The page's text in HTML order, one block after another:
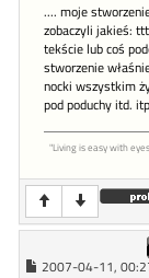
.... moje
zobaczyli jakieś:
tekście lub coś
stworzenie
nocki wszystkim
pod poduchy itd.
"Living is easy with
2007-04-11,